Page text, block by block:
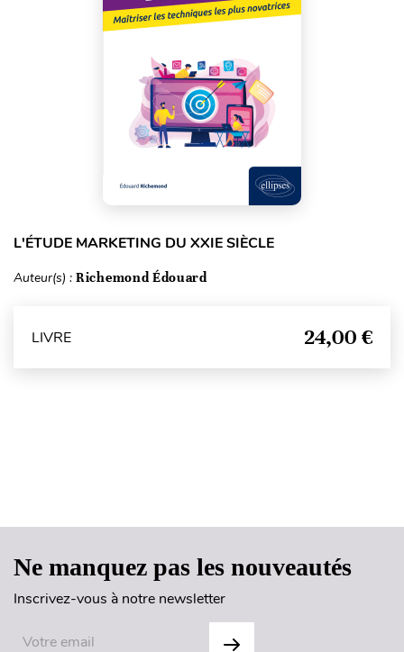
L'ÉTUDE MARKETING DU XXIE SIÈCLE
Auteur(s) : Richemond Édouard
LIVRE 24,00 €
Ne manquez pas les nouveautés
Inscrivez-vous à notre newsletter